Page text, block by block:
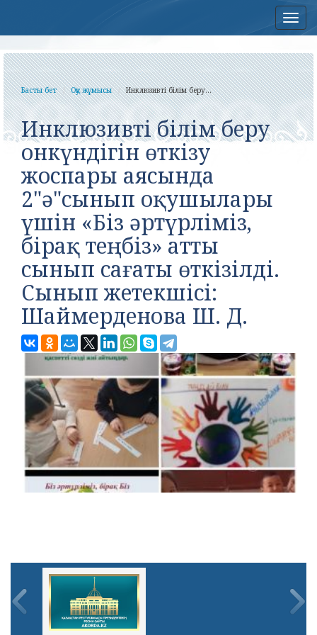
Басты бет Оқу жұмысы Инклюзивті білім беру...
Инклюзивті білім беру
онкүндігін өткізу
жоспары аясында
2"ә"сынып оқушылары
үшін «Біз әртүрліміз,
бірақ теңбіз» атты
сынып сағаты өткізілді.
Сынып жетекшісі:
Шаймерденова Ш. Д.